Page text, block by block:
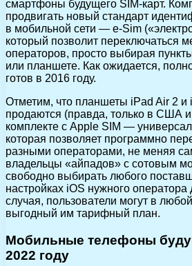
смартфоны будущего SIM-карт.
продвигать новый стандарт
в мобильной сети — e-Sim
который позволит переключаться
операторов, просто выбирая
или планшете. Как ожидается,
готов в 2016 году.
Отметим, что планшеты iPad Air 2 и
продаются (правда, только в США
комплекте с Apple SIM —
которая позволяет программно
разными операторами, не меняя
владельцы «айпадов» с сотовым
свободно выбирать любого
настройках iOS нужного оператора
случая, пользователи могут в
выгодный им тарифный план.
Мобильные телефоны
2022 году